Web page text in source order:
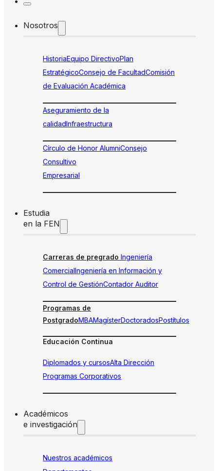
Nosotros
HistoriaEquipo DirectivoPlan
EstratégicoConsejo de FacultadComisión
de Evaluación Académica
Aseguramiento de la
calidadInfraestructura
Círculo de Honor AlumniConsejo
Consultivo
Empresarial
Estudia
en la FEN
Carreras de pregrado Ingeniería
ComercialIngeniería en Información y
Control de GestiónContador Auditor
Programas de
PostgradoMBAMagísterDoctoradosPostítulos
Educación Continua
Diplomados y cursosAlta Dirección
Programas Corporativos
Académicos
e investigación
Nuestros académicos